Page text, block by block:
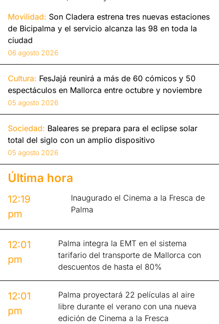
Movilidad: Son Cladera estrena tres nuevas estaciones
de Bicipalma y el servicio alcanza las 98 en toda la
ciudad
06 agosto 2026
Cultura: FesJajá reunirá a más de 60 cómicos y 50
espectáculos en Mallorca entre octubre y noviembre
05 agosto 2026
Sociedad: Baleares se prepara para el eclipse solar
total del siglo con un amplio dispositivo
05 agosto 2026
Última hora
12:19
pm
Inaugurado el Cinema a la Fresca de
Palma
12:01
pm
Palma integra la EMT en el sistema
tarifario del transporte de Mallorca con
descuentos de hasta el 80%
12:01
pm
Palma proyectará 22 películas al aire
libre durante el verano con una nueva
edición de Cinema a la Fresca